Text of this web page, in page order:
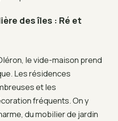
des îles : Ré et
le vide-maison prend
Les résidences
et les
fréquents. On y
du mobilier de jardin